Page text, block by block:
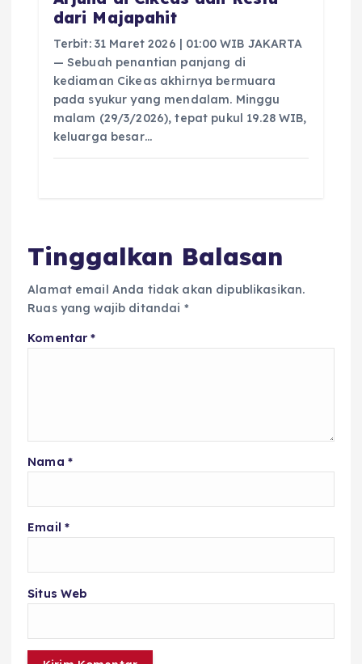
dari Majapahit
Terbit: 31 Maret 2026 | 01:00 WIB JAKARTA
— Sebuah penantian panjang di
kediaman Cikeas akhirnya bermuara
pada syukur yang mendalam. Minggu
malam (29/3/2026), tepat pukul 19.28 WIB,
keluarga besar…
Tinggalkan Balasan
Alamat email Anda tidak akan dipublikasikan.
Ruas yang wajib ditandai *
Komentar*
Nama *
Email *
Situs Web